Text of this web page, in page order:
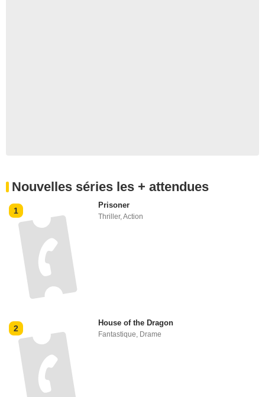
Nouvelles séries les + attendues
1
Prisoner
Thriller,Action
2
House of the Dragon
Fantastique Drame